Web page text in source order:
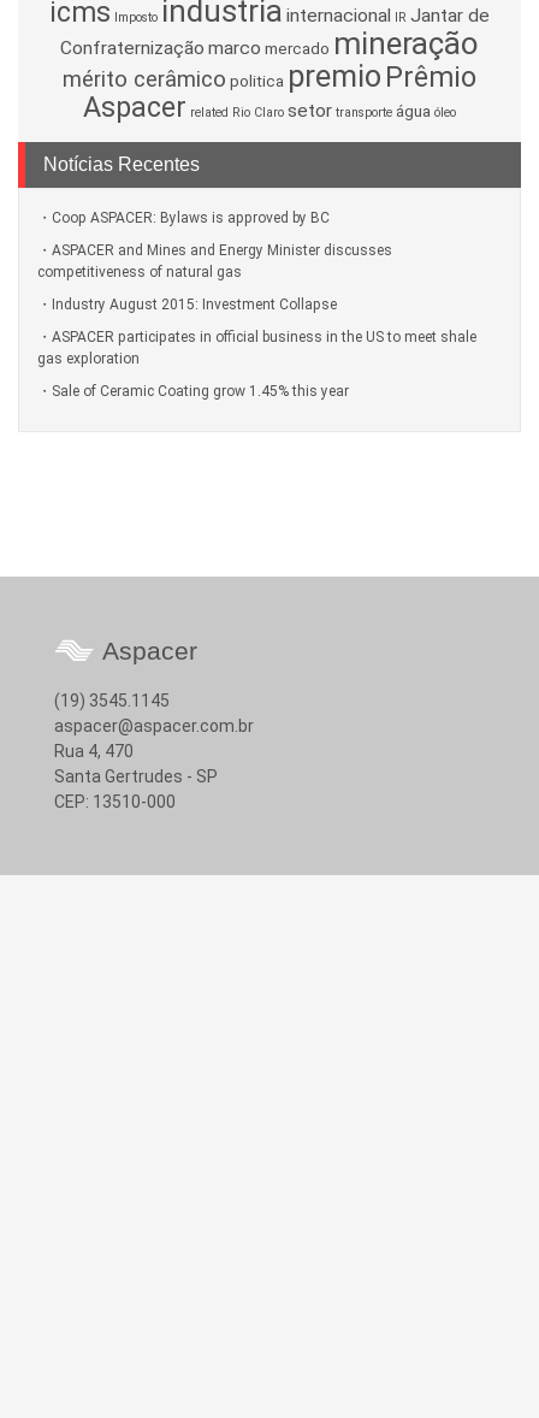
icms Imposto industria internacional IR Jantar de
Confraternização marco mercado mineração
mérito cerâmico politica premio Prêmio
Aspacer related Rio Claro setor transporte água óleo
Notícias Recentes
Coop ASPACER: Bylaws is approved by BC
ASPACER and Mines and Energy Minister discusses
competitiveness of natural gas
Industry August 2015: Investment Collapse
ASPACER participates in official business in the US to meet shale
gas exploration
Sale of Ceramic Coating grow 1.45% this year
Aspacer
(19) 3545.1145
aspacer@aspacer.com.br
Rua 4, 470
Santa Gertrudes - SP
CEP: 13510-000